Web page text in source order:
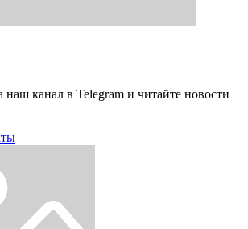
канал в Telegram и читайте новости